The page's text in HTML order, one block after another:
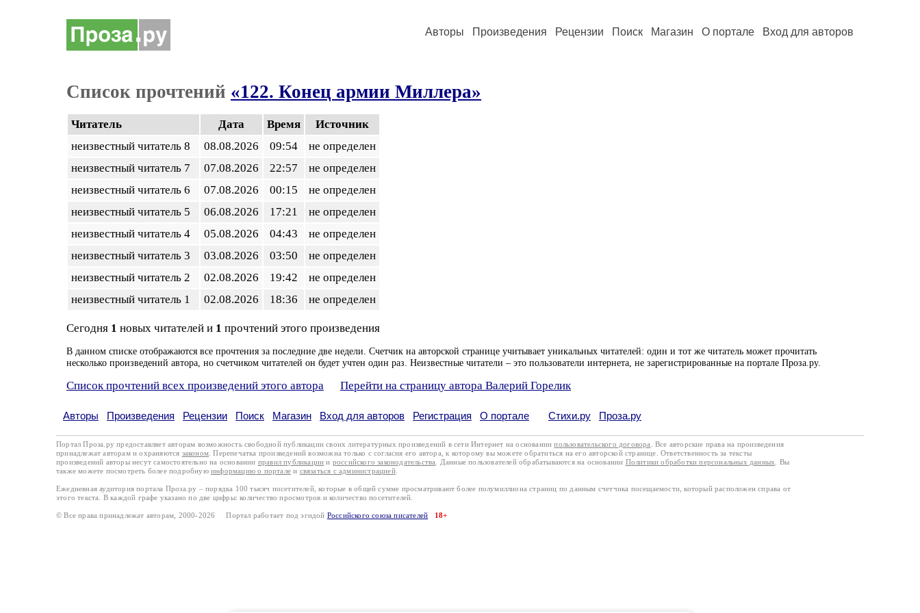
Авторы Произведения Рецензии Поиск Магазин О портале Вход для авторов
Список прочтений «122. Конец армии Миллера»
Читатель Дата Время
Источник
неизвестный читатель 8
08.08.2026 09:54
не определен
неизвестный читатель 7
07.08.2026 22:57
не определен
неизвестный читатель 6
07.08.2026 00:15
не определен
неизвестный читатель 5
06.08.2026 17:21
не определен
неизвестный читатель 4
05.08.2026 04:43
не определен
неизвестный читатель 3
03.08.2026 03:50
не определен
неизвестный читатель 2
02.08.2026 19:42
не определен
неизвестный читатель 1
02.08.2026 18:36 не определен
Сегодня 1 новых читателей и 1 прочтений этого произведения
В данном списке отображаются все прочтения за последние две недели. Счетчик на авторской странице учитывает уникальных читателей: один и тот же читатель может прочитать
несколько произведений автора, но счетчиком читателей он будет учтен один раз. Неизвестные читатели – это пользователи интернета, не зарегистрированные на портале Проза.ру.
Список прочтений всех произведений этого автора Перейти на страницу автора Валерий Горелик
Авторы Произведения Рецензии Поиск Магазин Вход для авторов Регистрация О портале Стихи.ру Проза.ру
Портал Проза.ру предоставляет авторам возможность свободной публикации своих литературных произведений в сети Интернет на основаниипользовательского договора
. Все авторские права на произведения
принадлежат авторам и охраняются законом . Перепечатка произведений возможна только с согласия его автора, к которому вы можете обратиться на его авторской странице. Ответственность за тексты
произведений авторы несут самостоятельно на основании правил публикации и российского законодательства . Данные пользователей обрабатываются на основании Политики обработки персональных данных
. Вы
также можете посмотреть более подробную информацию о портале и связаться с администрацией.
Ежедневная аудитория портала Проза.ру – порядка 100 тысяч посетителей, которые в общей сумме просматривают более полумиллиона страниц по данным счетчика посещаемости, который расположен справа от
этого текста. В каждой графе указано по две цифры: количество просмотров и количество посетителей.
© Все права принадлежат авторам, 2000-2026 Портал работает под эгидой Российского союза писателей 18+